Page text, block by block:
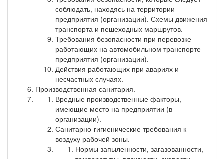
соблюдать, находясь на территории
предприятия (организации). Схемы движения
транспорта и пешеходных маршрутов.
Требования безопасности при перевозке
работающих на автомобильном транспорте
предприятия (организации).
Действия работающих при авариях и
несчастных случаях.
Производственная санитария.
Вредные производственные факторы,
имеющие место на предприятии (в
организации).
Санитарно-гигиенические требования к
воздуху рабочей зоны.
Нормы запыленности, загазованности,